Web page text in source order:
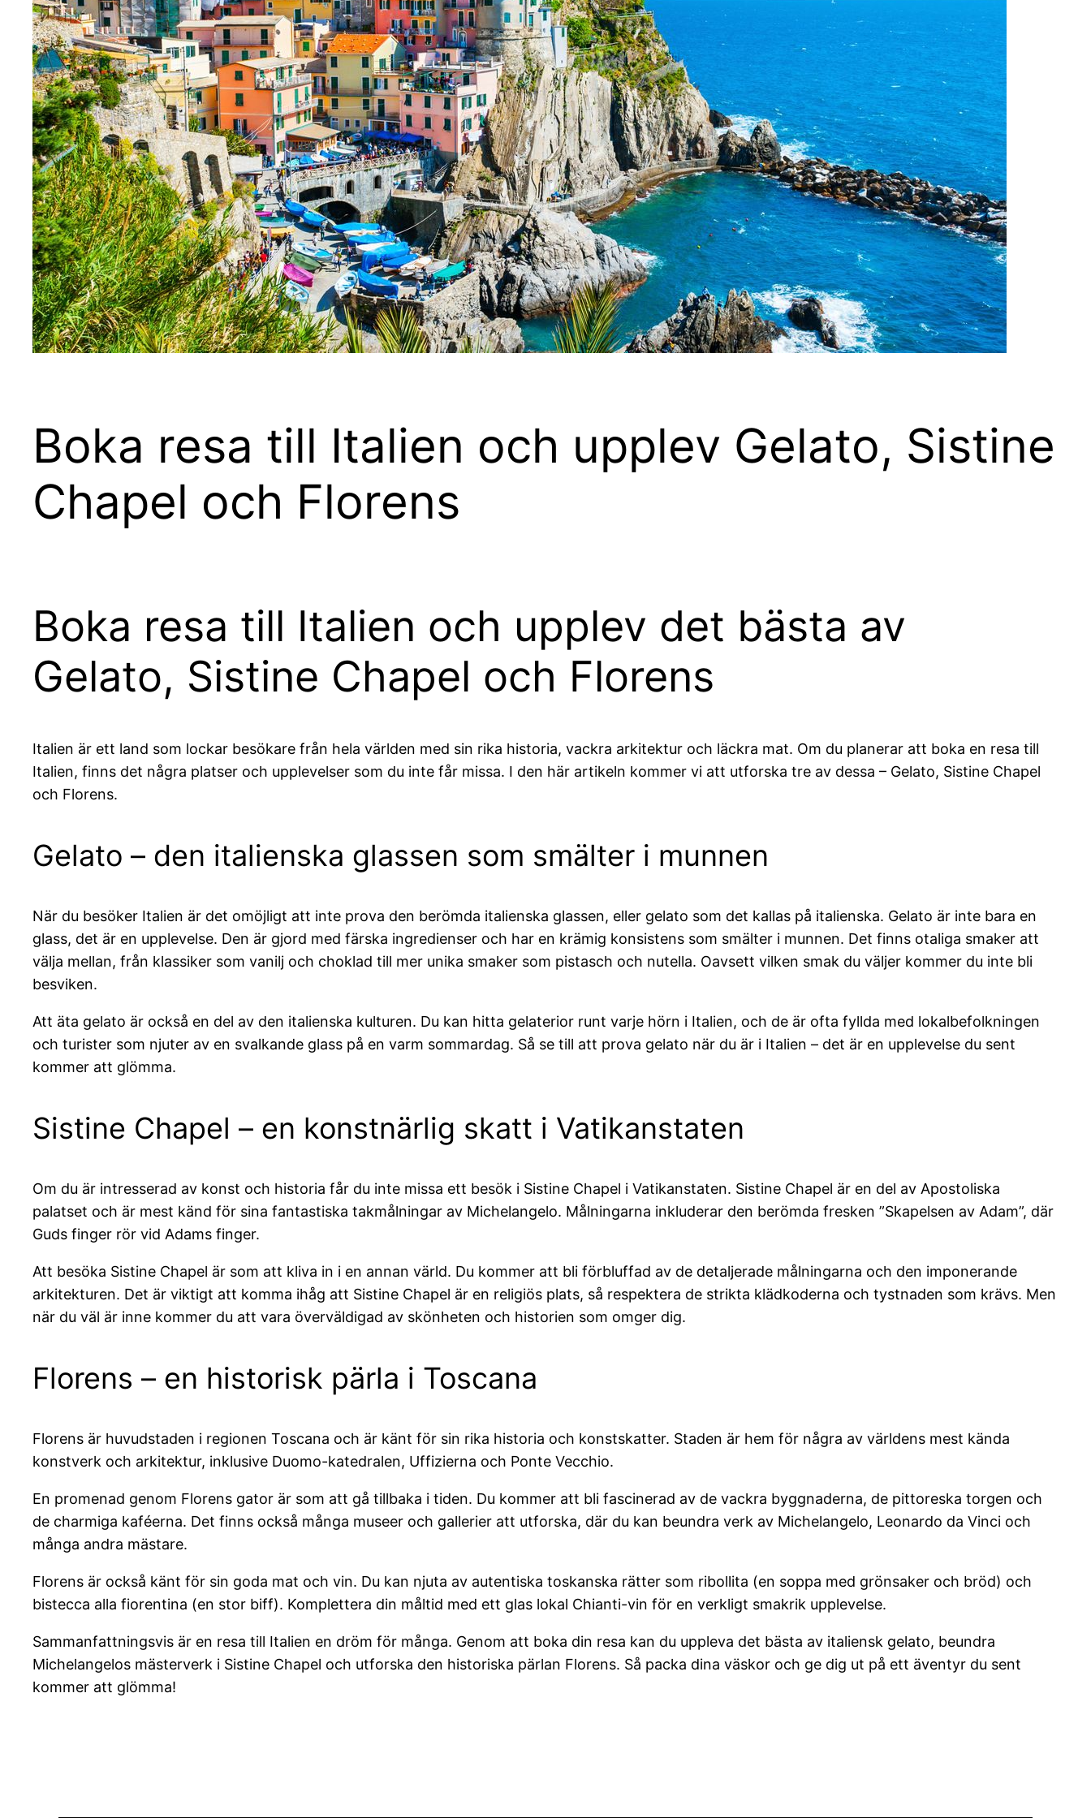
Boka resa till Italien och upplev Gelato, Sistine
Chapel och Florens
Boka resa till Italien och upplev det bästa av
Gelato, Sistine Chapel och Florens
Italien är ett land som lockar besökare från hela världen med sin rika historia, vackra arkitektur och läckra mat. Om du planerar att boka en resa till
Italien, finns det några platser och upplevelser som du inte får missa. I den här artikeln kommer vi att utforska tre av dessa – Gelato, Sistine Chapel
och Florens.
Gelato – den italienska glassen som smälter i munnen
När du besöker Italien är det omöjligt att inte prova den berömda italienska glassen, eller gelato som det kallas på italienska. Gelato är inte bara en
glass, det är en upplevelse. Den är gjord med färska ingredienser och har en krämig konsistens som smälter i munnen. Det finns otaliga smaker att
välja mellan, från klassiker som vanilj och choklad till mer unika smaker som pistasch och nutella. Oavsett vilken smak du väljer kommer du inte bli
besviken.
Att äta gelato är också en del av den italienska kulturen. Du kan hitta gelaterior runt varje hörn i Italien, och de är ofta fyllda med lokalbefolkningen
och turister som njuter av en svalkande glass på en varm sommardag. Så se till att prova gelato när du är i Italien – det är en upplevelse du sent
kommer att glömma.
Sistine Chapel – en konstnärlig skatt i Vatikanstaten
Om du är intresserad av konst och historia får du inte missa ett besök i Sistine Chapel i Vatikanstaten. Sistine Chapel är en del av Apostoliska
palatset och är mest känd för sina fantastiska takmålningar av Michelangelo. Målningarna inkluderar den berömda fresken ”Skapelsen av Adam”, där
Guds finger rör vid Adams finger.
Att besöka Sistine Chapel är som att kliva in i en annan värld. Du kommer att bli förbluffad av de detaljerade målningarna och den imponerande
arkitekturen. Det är viktigt att komma ihåg att Sistine Chapel är en religiös plats, så respektera de strikta klädkoderna och tystnaden som krävs. Men
när du väl är inne kommer du att vara överväldigad av skönheten och historien som omger dig.
Florens – en historisk pärla i Toscana
Florens är huvudstaden i regionen Toscana och är känt för sin rika historia och konstskatter. Staden är hem för några av världens mest kända
konstverk och arkitektur, inklusive Duomo-katedralen, Uffizierna och Ponte Vecchio.
En promenad genom Florens gator är som att gå tillbaka i tiden. Du kommer att bli fascinerad av de vackra byggnaderna, de pittoreska torgen och
de charmiga kaféerna. Det finns också många museer och gallerier att utforska, där du kan beundra verk av Michelangelo, Leonardo da Vinci och
många andra mästare.
Florens är också känt för sin goda mat och vin. Du kan njuta av autentiska toskanska rätter som ribollita (en soppa med grönsaker och bröd) och
bistecca alla fiorentina (en stor biff). Komplettera din måltid med ett glas lokal Chianti-vin för en verkligt smakrik upplevelse.
Sammanfattningsvis är en resa till Italien en dröm för många. Genom att boka din resa kan du uppleva det bästa av italiensk gelato, beundra
Michelangelos mästerverk i Sistine Chapel och utforska den historiska pärlan Florens. Så packa dina väskor och ge dig ut på ett äventyr du sent
kommer att glömma!